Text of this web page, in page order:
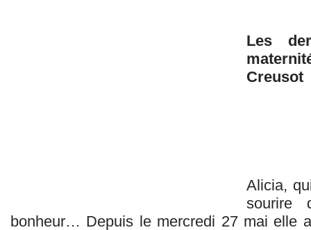
Les
Creusot
Alicia,
sourire
bonheur… Depuis le mercredi 27 mai elle